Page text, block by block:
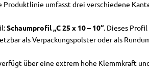
Produktlinie umfasst drei verschiedene
Schaumprofil „C 25 x 10 – 10“. Dieses
als Verpackungspolster oder als
über eine extrem hohe Klemmkraft